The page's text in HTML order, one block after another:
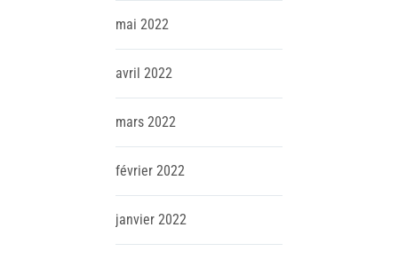
mai 2022
avril 2022
mars 2022
février 2022
janvier 2022